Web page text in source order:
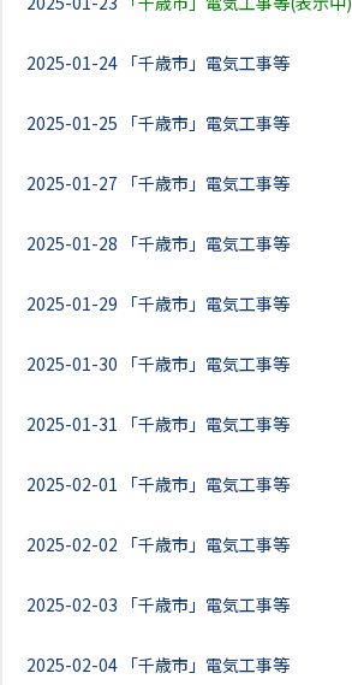
2025-01-24 「千歳市」電気工事等
2025-01-25 「千歳市」電気工事等
2025-01-27 「千歳市」電気工事等
2025-01-28 「千歳市」電気工事等
2025-01-29 「千歳市」電気工事等
2025-01-30 「千歳市」電気工事等
2025-01-31 「千歳市」電気工事等
2025-02-01 「千歳市」電気工事等
2025-02-02 「千歳市」電気工事等
2025-02-03 「千歳市」電気工事等
2025-02-04 「千歳市」電気工事等